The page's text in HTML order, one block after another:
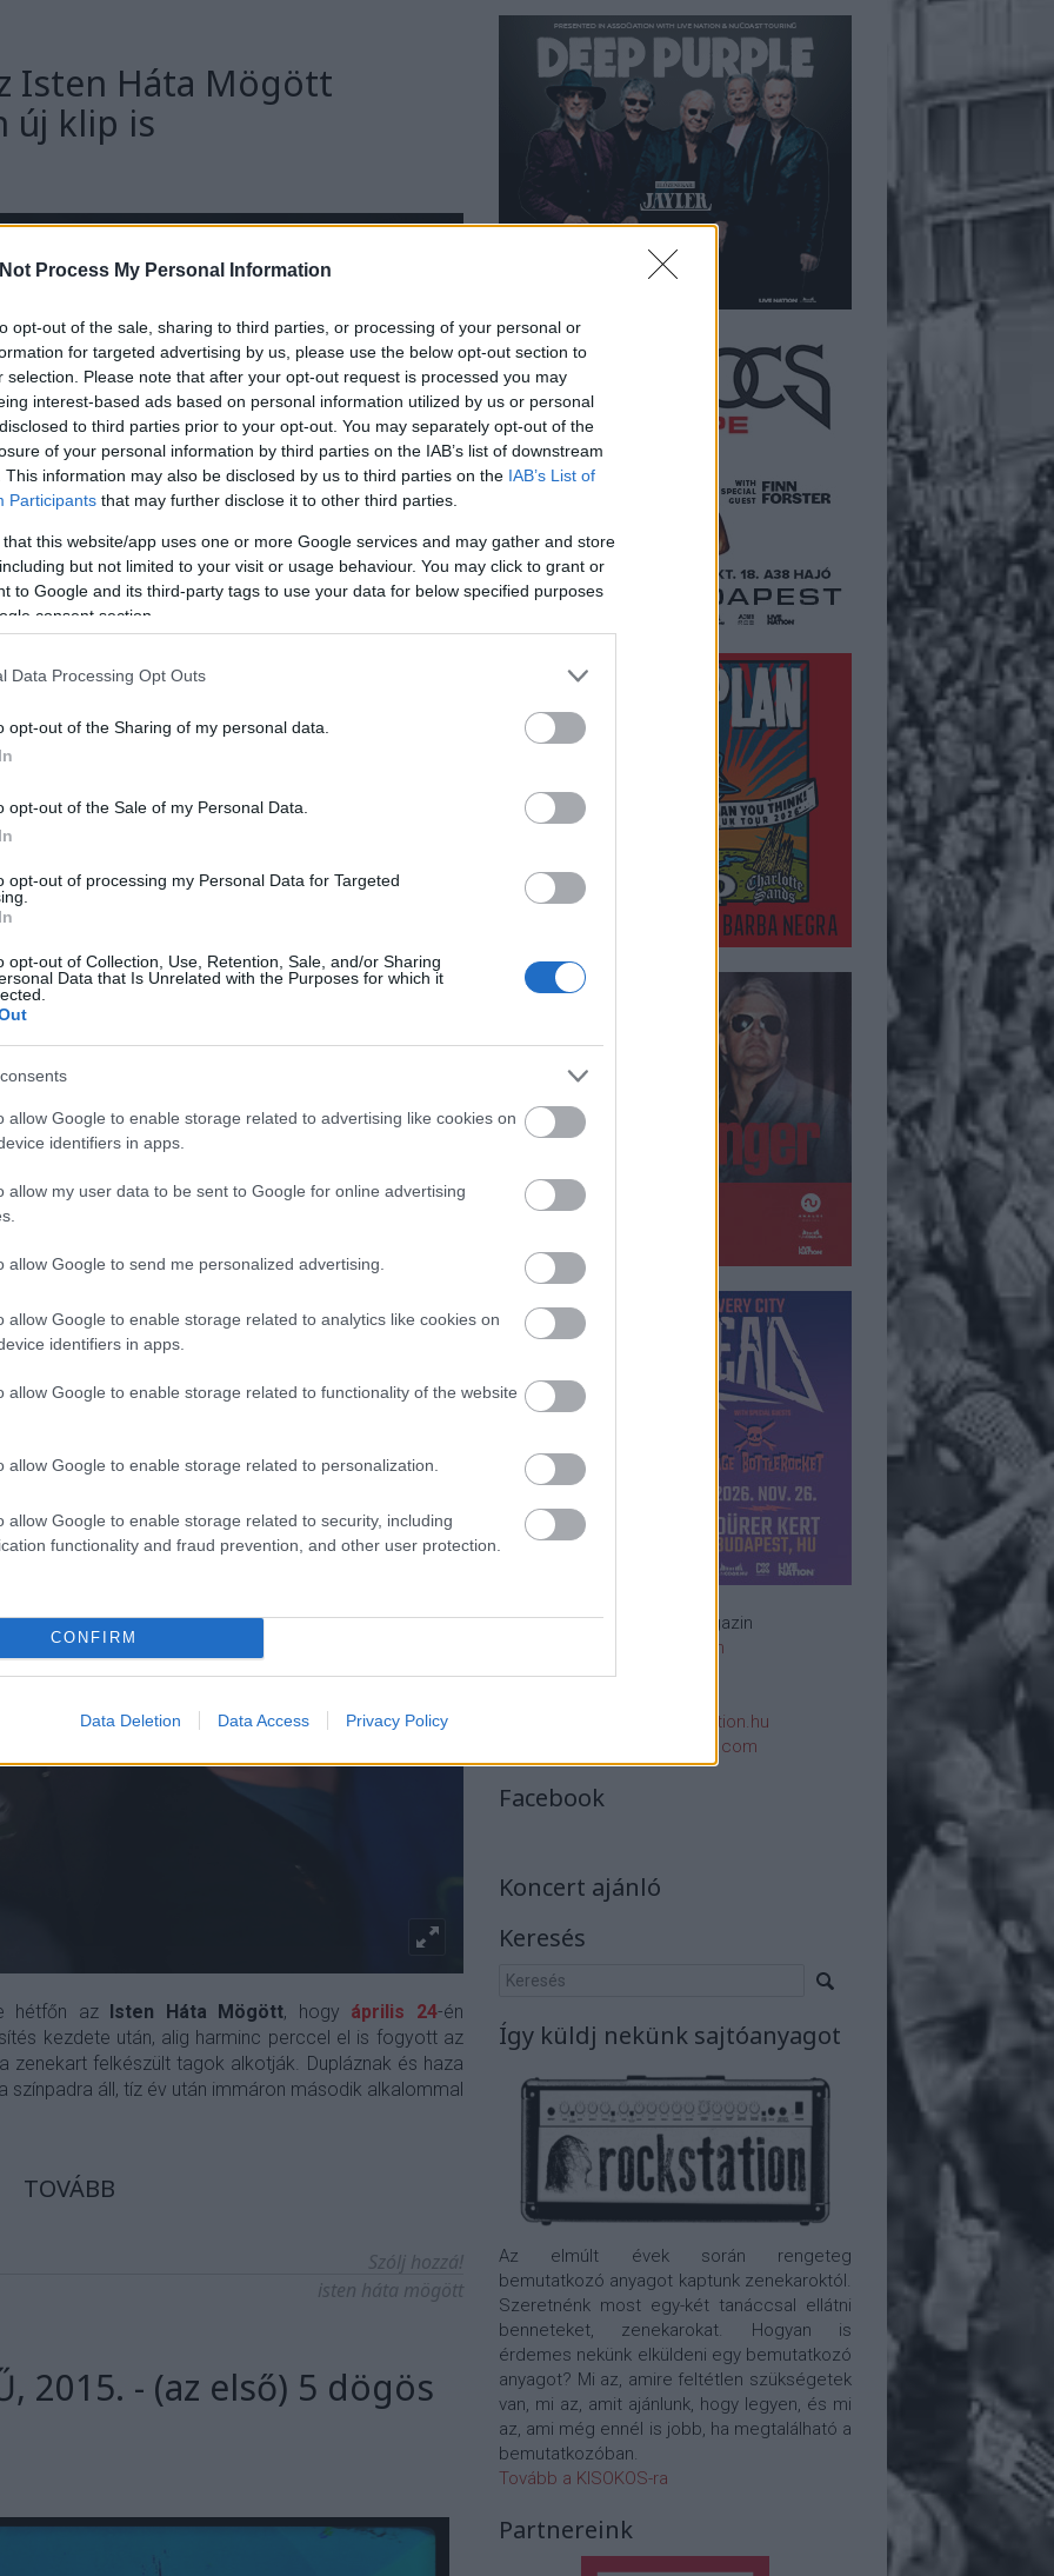
Process My Personal Information
opt-out of the sale, sharing to third parties, or processing of your personal or
for targeted advertising by us, please use the below opt-out section to
selection. Please note that after your opt-out request is processed you may
interest-based ads based on personal information utilized by us or personal
to third parties prior to your opt-out. You may separately opt-out of the
of your personal information by third parties on the IAB’s list of downstream
This information may also be disclosed by us to third parties on the IAB’s List of
Participants that may further disclose it to other third parties.
that this website/app uses one or more Google services and may gather and store
but not limited to your visit or usage behaviour. You may click to grant or
to Google and its third-party tags to use your data for below specified purposes
consent section.
Data Processing Opt Outs
opt-out of the Sharing of my personal data.
opt-out of the Sale of my Personal Data.
opt-out of processing my Personal Data for Targeted
opt-out of Collection, Use, Retention, Sale, and/or Sharing
Data that Is Unrelated with the Purposes for which it
allow Google to enable storage related to advertising like cookies on
identifiers in apps.
allow my user data to be sent to Google for online advertising
allow Google to send me personalized advertising.
allow Google to enable storage related to analytics like cookies on
identifiers in apps.
allow Google to enable storage related to functionality of the website
allow Google to enable storage related to personalization.
allow Google to enable storage related to security, including
functionality and fraud prevention, and other user protection.
CONFIRM
Data Deletion Data Access Privacy Policy
Isten Háta Mögött
új klip is
alatt elfogytak a jegyek, a zenekar bejelentette, hogy
November 24-én elindult a jegyértékesítés és mit ad
is. Vajon fog triplázni a zenekar vagy ezt meghagyják
TOVÁBB
isten háta mögött
Mögött "Visszaesés"
hétfőn az Isten Háta Mögött, hogy április 24-én
kezdete után, alig harminc perccel el is fogyott az
zenekart felkészült tagok alkotják. Dupláznak és haza
színpadra áll, tíz év után immáron második alkalommal
TOVÁBB
Szólj hozzá!
isten háta mögött
2015. - (az első) 5 dögös
Rockzenei magazin
Impresszum
rsszerk@rockstation.hu
rsszerk@gmail.com
Facebook
Koncert ajánló
Keresés
Így küldj nekünk sajtóanyagot
Az elmúlt évek során rengeteg
bemutatkozó anyagot kaptunk zenekaroktól.
Szeretnénk most egy-két tanáccsal ellátni
benneteket, zenekarokat. Hogyan is
érdemes nekünk elküldeni egy bemutatkozó
anyagot? Mi az, amire feltétlen szükségetek
van, mi az, amit ajánlunk, hogy legyen, és mi
az, ami még ennél is jobb, ha megtalálható a
bemutatkozóban.
Tovább a KISOKOS-ra
Partnereink